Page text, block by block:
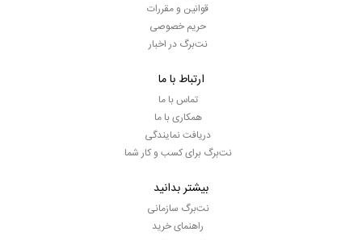
قوانین و مقررات
حریم خصوصی
نت‌برگ در اخبار
ارتباط با ما
تماس با ما
همکاری با ما
دریافت نمایندگی
نت‌برگ برای کسب و کار شما
بیشتر بدانید
نت‌برگ سازمانی
راهنمای خرید